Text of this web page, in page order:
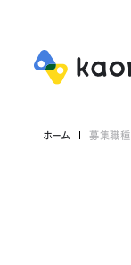
ホーム 募集職種